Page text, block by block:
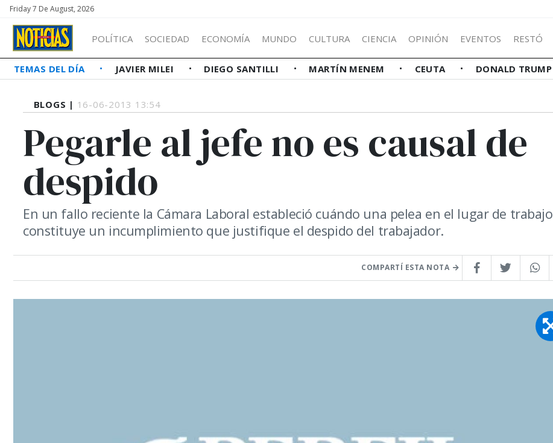
Friday 7 De August, 2026
POLÍTICA SOCIEDAD ECONOMÍA MUNDO CULTURA CIENCIA OPINIÓN EVENTOS RESTÓ
TEMAS DEL DÍA JAVIER MILEI DIEGO SANTILLI MARTÍN MENEM CEUTA DONALD TRUMP
BLOGS | 16-06-2013 13:54
Pegarle al jefe no es causal de
despido
En un fallo reciente la Cámara Laboral estableció cuándo una pelea en el lugar de trabajo
constituye un incumplimiento que justifique el despido del trabajador.
COMPARTÍ ESTA NOTA